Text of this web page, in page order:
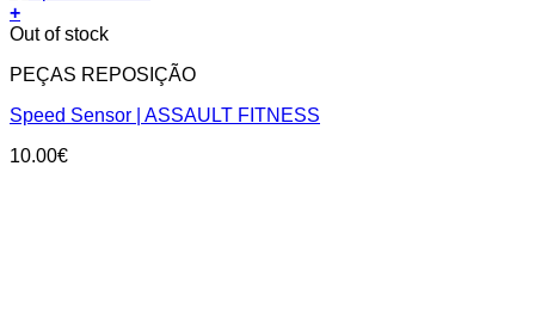
+
Out of stock
PEÇAS REPOSIÇÃO
Speed Sensor | ASSAULT FITNESS
10.00€